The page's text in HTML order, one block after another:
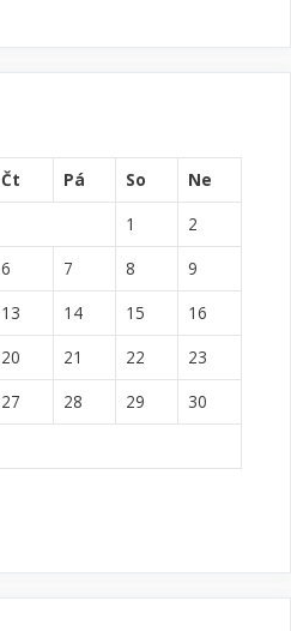
Čt Pá So
Ne
1
2
6 7 8
9
13 14 15
16
20 21 22
23
27 28 29
30